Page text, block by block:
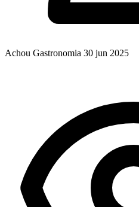
Achou Gastronomia 30 jun 2025